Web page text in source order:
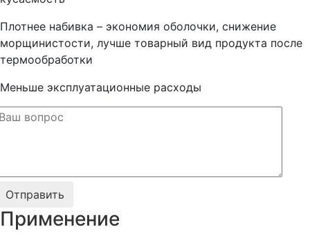
Плотнее набивка – экономия оболочки, снижение
морщинистости, лучше товарный вид продукта после
термообработки
Меньше эксплуатационные расходы
Применение